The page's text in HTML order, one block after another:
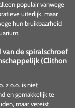
populair vanwege
uiterlijk, maar
hun bruikbaarheid
van de spiralschroef
(Clithon
z o.o. is niet
en gemakkelijk te
maar vereist